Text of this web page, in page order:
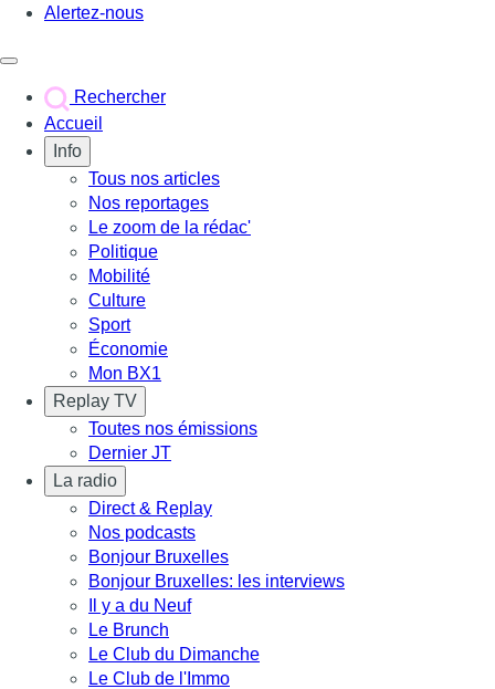
Alertez-nous
Rechercher
Accueil
Info
Tous nos articles
Nos reportages
Le zoom de la rédac'
Politique
Mobilité
Culture
Sport
Économie
Mon BX1
Replay TV
Toutes nos émissions
Dernier JT
La radio
Direct & Replay
Nos podcasts
Bonjour Bruxelles
Bonjour Bruxelles: les interviews
Il y a du Neuf
Le Brunch
Le Club du Dimanche
Le Club de l'Immo